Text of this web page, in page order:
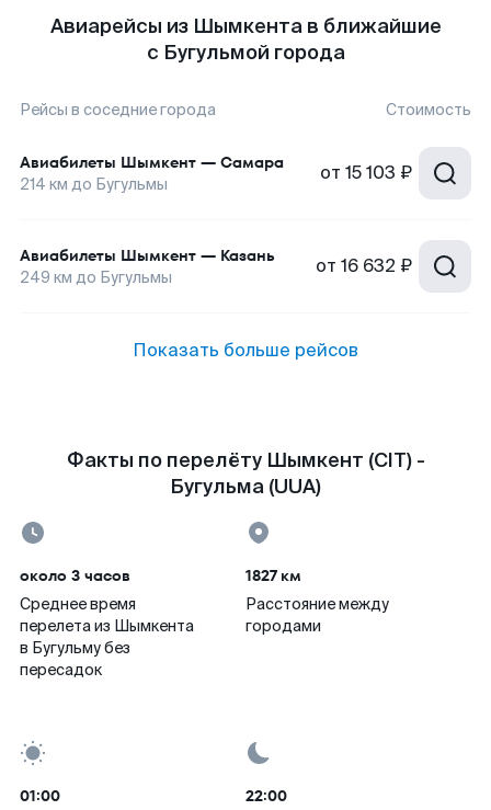
Авиарейсы из Шымкента в ближайшие
с Бугульмой города
Рейсы в соседние города Стоимость
Авиабилеты Шымкент — Самара
214 км до Бугульмы от 15 103 ₽
Авиабилеты Шымкент — Казань
249 км до Бугульмы от 16 632 ₽
Показать больше рейсов
Факты по перелёту Шымкент (CIT) -
Бугульма (UUA)
около 3 часов
Среднее время
перелета из Шымкента
в Бугульму без
пересадок
1827 км
Расстояние между
городами
01:00 22:00